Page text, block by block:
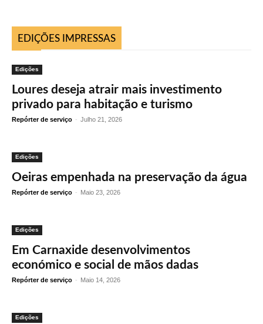
EDIÇÕES IMPRESSAS
Edições
Loures deseja atrair mais investimento
privado para habitação e turismo
Repórter de serviço - Julho 21, 2026
Edições
Oeiras empenhada na preservação da água
Repórter de serviço - Maio 23, 2026
Edições
Em Carnaxide desenvolvimentos
económico e social de mãos dadas
Repórter de serviço - Maio 14, 2026
Edições